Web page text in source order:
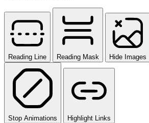
Reading Line Reading Mask Hide Images
Stop Animations Highlight Links